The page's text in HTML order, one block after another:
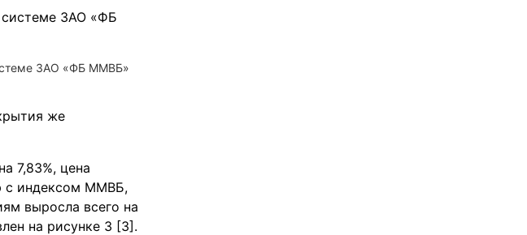
ЗАО «ФБ ММВБ»
же
7,83%, цена
с индексом ММВБ,
выросла всего на
на рисунке 3 [3].